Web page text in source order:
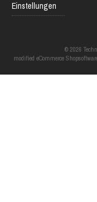
Einstellungen
© 2026
modified eCommerce